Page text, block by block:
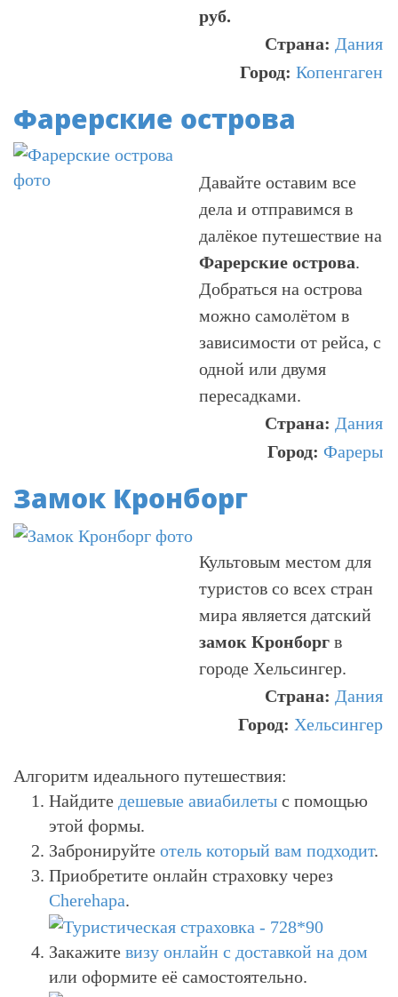
руб.
Страна: Дания
Город: Копенгаген
Фарерские острова
Давайте оставим все
дела и отправимся в
далёкое путешествие на
Фарерские острова.
Добраться на острова
можно самолётом в
зависимости от рейса, с
одной или двумя
пересадками.
Страна: Дания
Город: Фареры
Замок Кронборг
Культовым местом для
туристов со всех стран
мира является датский
замок Кронборг в
городе Хельсингер.
Страна: Дания
Город: Хельсингер
Алгоритм идеального путешествия:
Найдите дешевые авиабилеты с помощью
этой формы.
Забронируйте отель который вам подходит.
Приобретите онлайн страховку через
Cherehapa.
Закажите визу онлайн с доставкой на дом
или оформите её самостоятельно.